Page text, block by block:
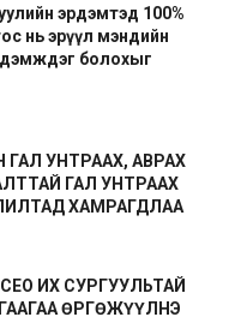
эрдэмтэд 100%
нь эрүүл мэндийн
болохыг
УНТРААХ, АВРАХ
ГАЛ УНТРААХ
ХАМРАГДЛАА
ИХ СУРГУУЛЬТАЙ
ӨРГӨЖҮҮЛНЭ